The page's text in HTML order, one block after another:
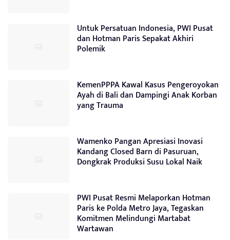
Untuk Persatuan Indonesia, PWI Pusat
dan Hotman Paris Sepakat Akhiri
Polemik
KemenPPPA Kawal Kasus Pengeroyokan
Ayah di Bali dan Dampingi Anak Korban
yang Trauma
Wamenko Pangan Apresiasi Inovasi
Kandang Closed Barn di Pasuruan,
Dongkrak Produksi Susu Lokal Naik
PWI Pusat Resmi Melaporkan Hotman
Paris ke Polda Metro Jaya, Tegaskan
Komitmen Melindungi Martabat
Wartawan